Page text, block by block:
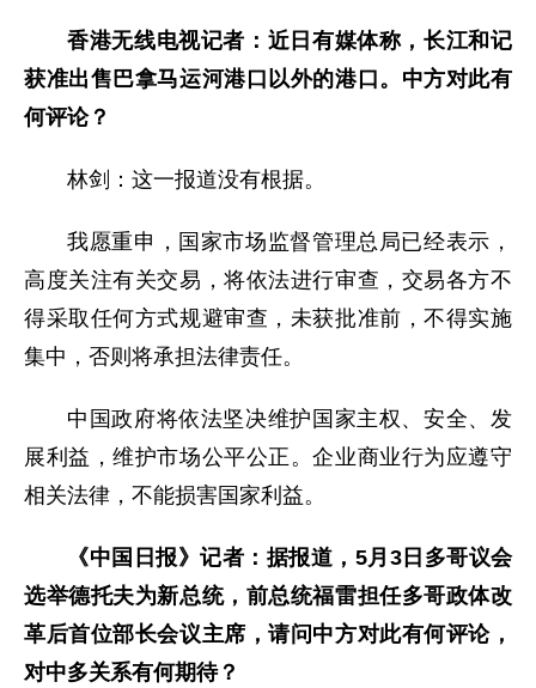
香港无线电视记者：近日有媒体称，长江和记
获准出售巴拿马运河港口以外的港口。中方对此有
何评论？
林剑：这一报道没有根据。
我愿重申，国家市场监督管理总局已经表示，
高度关注有关交易，将依法进行审查，交易各方不
得采取任何方式规避审查，未获批准前，不得实施
集中，否则将承担法律责任。
中国政府将依法坚决维护国家主权、安全、发
展利益，维护市场公平公正。企业商业行为应遵守
相关法律，不能损害国家利益。
《中国日报》记者：据报道，5月3日多哥议会
选举德托夫为新总统，前总统福雷担任多哥政体改
革后首位部长会议主席，请问中方对此有何评论，
对中多关系有何期待？